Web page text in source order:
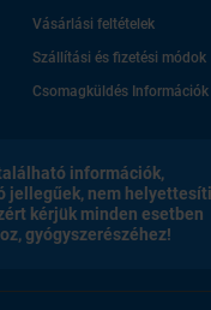
Vásárlási feltételek
Szállítási és fizetési módok
Csomagküldés Információk
információk,
jellegűek, nem
kérjük minden esetben
gyógyszerészéhez!